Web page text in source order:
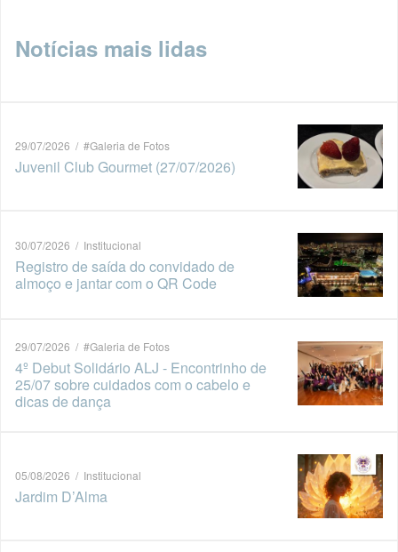
Notícias mais lidas
29/07/2026 / #Galeria de Fotos
Juvenil Club Gourmet (27/07/2026)
30/07/2026 / Institucional
Registro de saída do convidado de
almoço e jantar com o QR Code
29/07/2026 / #Galeria de Fotos
4º Debut Solidário ALJ - Encontrinho de
25/07 sobre cuidados com o cabelo e
dicas de dança
05/08/2026 / Institucional
Jardim D’Alma